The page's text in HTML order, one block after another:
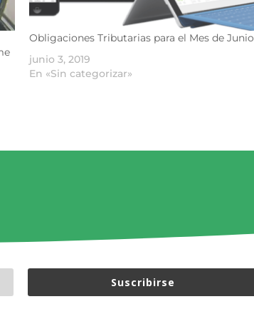
Obligaciones Tributarias para el Mes de Junio
junio 3, 2019
En «Sin categorizar»
Suscribirse